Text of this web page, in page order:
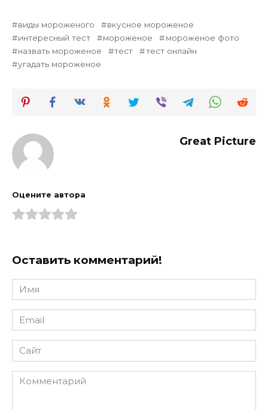
виды мороженого
вкусное мороженое
интересный тест
мороженое
мороженое фото
назвать мороженое
тест
тест онлайн
угадать мороженое
Great Picture
Оцените автора
Оставить комментарий!
Имя
*
Email
*
Сайт
Комментарий